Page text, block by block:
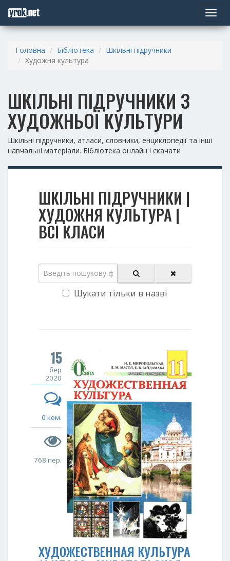
Toggle
Головна Бібліотека
Шкільні підручники
Художня культура
ШКІЛЬНІ ПІДРУЧНИКИ З
ХУДОЖНЬОЇ КУЛЬТУРИ
Шкільні підручники, атласи, словники, енциклопедії та інші
навчальні матеріали. Бібліотека онлайн і скачати
ШКІЛЬНІ ПІДРУЧНИКИ |
ХУДОЖНЯ КУЛЬТУРА |
ВСІ КЛАСИ
Шукати тільки в назві
15
бер
2020
0 ком.
768 пер.
ХУДОЖЕСТВЕННАЯ КУЛЬТУРА